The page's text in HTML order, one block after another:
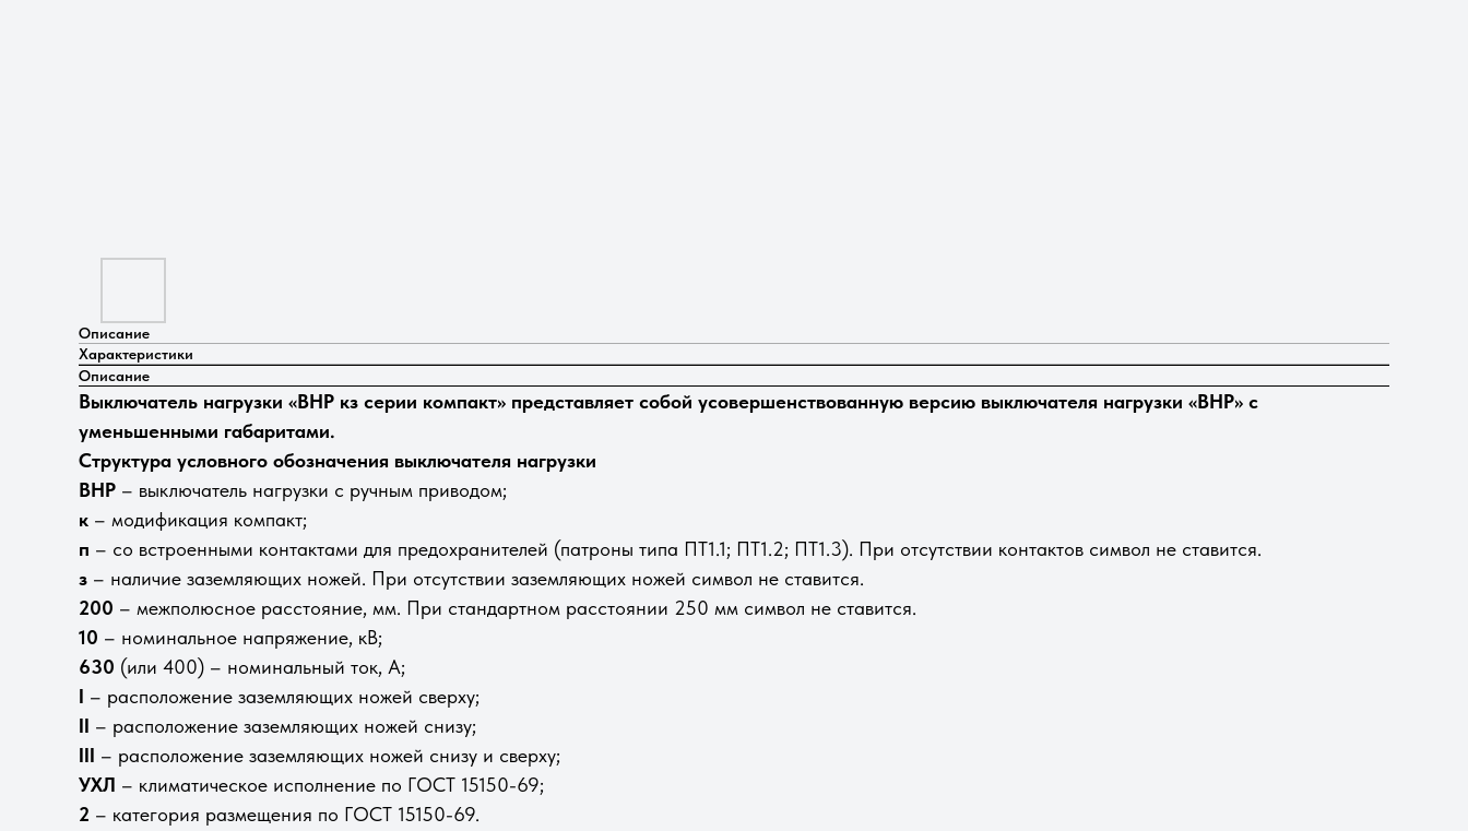
Описание
Характеристики
Описание
Выключатель нагрузки «ВНР кз серии компакт» представляет собой усовершенствованную версию выключателя нагрузки «ВНР» с
уменьшенными габаритами.
Структура условного обозначения выключателя нагрузки
ВНР – выключатель нагрузки с ручным приводом;
к – модификация компакт;
п – со встроенными контактами для предохранителей (патроны типа ПТ1.1; ПТ1.2; ПТ1.3). При отсутствии контактов символ не ставится.
з – наличие заземляющих ножей. При отсутствии заземляющих ножей символ не ставится.
200 – межполюсное расстояние, мм. При стандартном расстоянии 250 мм символ не ставится.
10 – номинальное напряжение, кВ;
630 (или 400) – номинальный ток, А;
I – расположение заземляющих ножей сверху;
II – расположение заземляющих ножей снизу;
III – расположение заземляющих ножей снизу и сверху;
УХЛ – климатическое исполнение по ГОСТ 15150-69;
2 – категория размещения по ГОСТ 15150-69.